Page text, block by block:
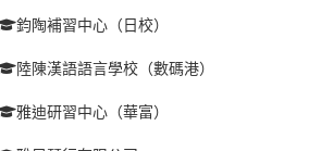
鈞陶補習中心（日校）
陸陳漢語語言學校（數碼港）
雅迪研習中心（華富）